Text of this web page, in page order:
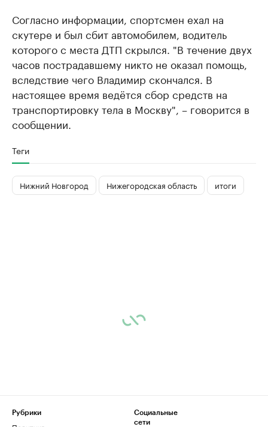
Согласно информации, спортсмен ехал на
скутере и был сбит автомобилем, водитель
которого с места ДТП скрылся. "В течение двух
часов пострадавшему никто не оказал помощь,
вследствие чего Владимир скончался. В
настоящее время ведётся сбор средств на
транспортировку тела в Москву", – говорится в
сообщении.
Теги
Нижний Новгород Нижегородская область итоги
Рубрики
Социальные
сети